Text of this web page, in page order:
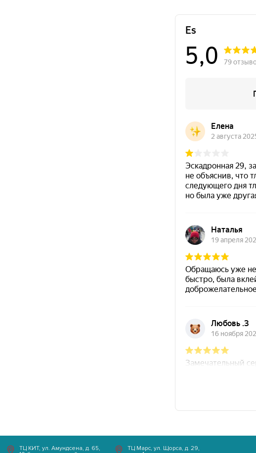
+7 (343) 200-07-27
Часы работы
Пн-Вс с 10:00 - 20:00
+7 (343) 200-07-27
Часы работы
Часы работы
Пн-Пт с 10:00 - 21:00
ТЦ КИТ, ул. Амундсена, д. 65,
ТЦ Марс, ул. Щорса, д. 29,